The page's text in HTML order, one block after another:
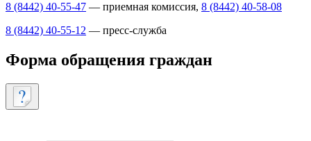
8 (8442) 40-55-47 — приемная комиссия, 8 (8442) 40-58-08
8 (8442) 40-55-12 — пресс-служба
Форма обращения граждан